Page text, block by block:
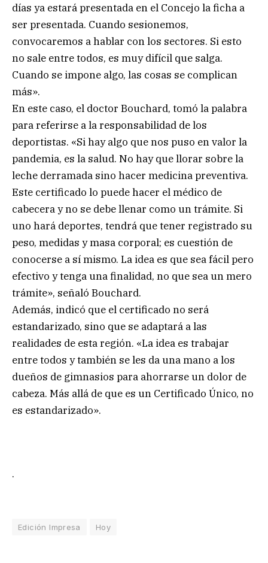
días ya estará presentada en el Concejo la ficha a
ser presentada. Cuando sesionemos,
convocaremos a hablar con los sectores. Si esto
no sale entre todos, es muy difícil que salga.
Cuando se impone algo, las cosas se complican
más».
En este caso, el doctor Bouchard, tomó la palabra
para referirse a la responsabilidad de los
deportistas. «Si hay algo que nos puso en valor la
pandemia, es la salud. No hay que llorar sobre la
leche derramada sino hacer medicina preventiva.
Este certificado lo puede hacer el médico de
cabecera y no se debe llenar como un trámite. Si
uno hará deportes, tendrá que tener registrado su
peso, medidas y masa corporal; es cuestión de
conocerse a sí mismo. La idea es que sea fácil pero
efectivo y tenga una finalidad, no que sea un mero
trámite», señaló Bouchard.
Además, indicó que el certificado no será
estandarizado, sino que se adaptará a las
realidades de esta región. «La idea es trabajar
entre todos y también se les da una mano a los
dueños de gimnasios para ahorrarse un dolor de
cabeza. Más allá de que es un Certificado Único, no
es estandarizado».
.
Edición Impresa Hoy